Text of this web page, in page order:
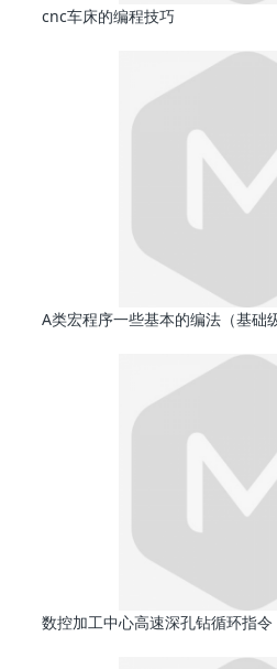
cnc车床的编程技巧
A类宏程序一些基本的编法（基础级
数控加工中心高速深孔钻循环指令